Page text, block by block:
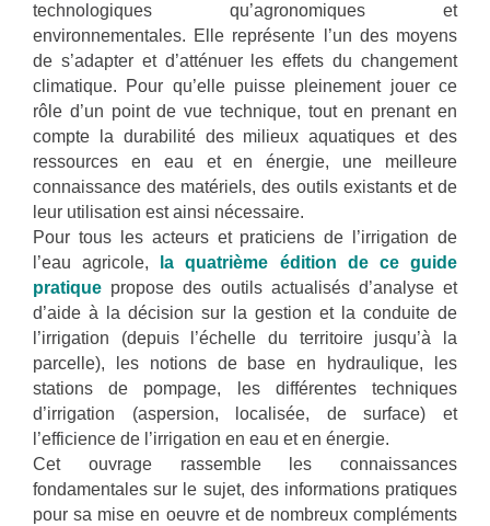
technologiques qu’agronomiques et
environnementales. Elle représente l’un des moyens
de s’adapter et d’atténuer les effets du changement
climatique. Pour qu’elle puisse pleinement jouer ce
rôle d’un point de vue technique, tout en prenant en
compte la durabilité des milieux aquatiques et des
ressources en eau et en énergie, une meilleure
connaissance des matériels, des outils existants et de
leur utilisation est ainsi nécessaire.
Pour tous les acteurs et praticiens de l’irrigation de
l’eau agricole,
la quatrième édition de ce guide
pratique propose des outils actualisés d’analyse et
d’aide à la décision sur la gestion et la conduite de
l’irrigation (depuis l’échelle du territoire jusqu’à la
parcelle), les notions de base en hydraulique, les
stations de pompage, les différentes techniques
d’irrigation (aspersion, localisée, de surface) et
l’efficience de l’irrigation en eau et en énergie.
Cet ouvrage rassemble les connaissances
fondamentales sur le sujet, des informations pratiques
pour sa mise en oeuvre et de nombreux compléments